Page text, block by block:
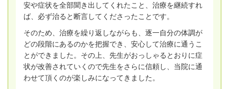
安や症状を全部聞き出してくれたこと、治療を継続すれ
ば、必ず治ると断言してくださったことです。
そのため、治療を繰り返しながらも、逐一自分の体調が
どの段階にあるのかを把握でき、安心して治療に通うこ
とができました。 その上、先生がおっしゃるとおりに症
状が改善されていくので先生をさらに信頼し、当院に通
わせて頂くのが楽しみになってきました。